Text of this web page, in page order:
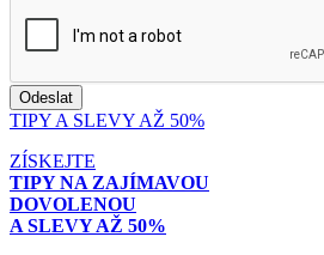
TIPY A SLEVY AŽ 50%
ZÍSKEJTE
TIPY NA ZAJÍMAVOU
DOVOLENOU
A SLEVY AŽ 50%